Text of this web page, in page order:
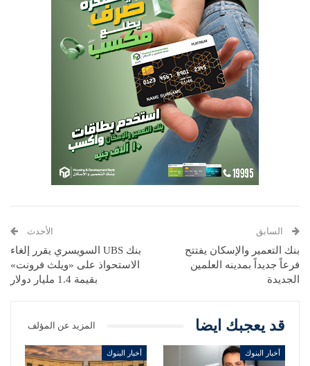
السابق
بنك التعمير والإسكان يفتتح
فرعاً جديداً بمدينه العلمين
الجديدة
الأحدث
بنك UBS السويسري يقرر إلغاء
الاستحواذ على «ويلث فرونت»
بقيمة 1.4 مليار دولار
قد يعجبك ايضا المزيد عن المؤلف
أخبار البنوك أخبار البنوك